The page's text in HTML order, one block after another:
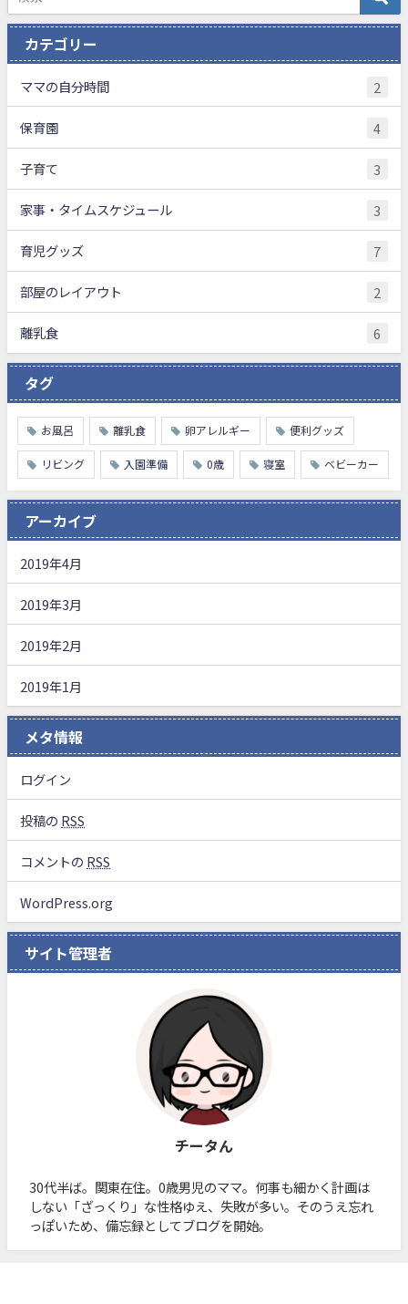
カテゴリー
ママの自分時間 2
保育園 4
子育て 3
家事・タイムスケジュール 3
育児グッズ 7
部屋のレイアウト 2
離乳食 6
タグ
お風呂 離乳食 卵アレルギー 便利グッズ
リビング 入園準備 0歳 寝室 ベビーカー
アーカイブ
2019年4月
2019年3月
2019年2月
2019年1月
メタ情報
ログイン
投稿の RSS
コメントの RSS
WordPress.org
サイト管理者
チータん
30代半ば。関東在住。0歳男児のママ。何事も細かく計画は
しない「ざっくり」な性格ゆえ、失敗が多い。そのうえ忘れ
っぽいため、備忘録としてブログを開始。